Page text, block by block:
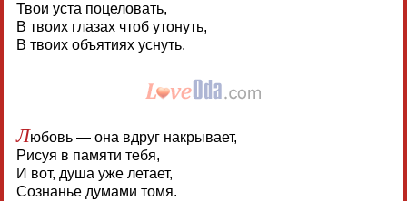
Твои уста поцеловать,
В твоих глазах чтоб утонуть,
В твоих объятиях уснуть.
Любовь — она вдруг накрывает,
Рисуя в памяти тебя,
И вот, душа уже летает,
Сознанье думами томя.